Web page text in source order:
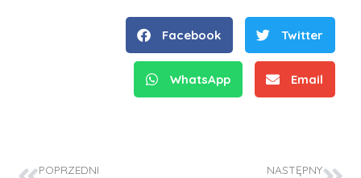
Facebook Twitter
WhatsApp Email
POPRZEDNI NASTĘPNY